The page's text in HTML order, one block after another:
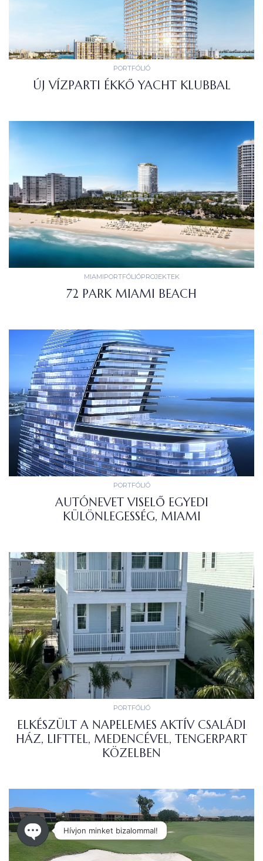
PORTFÓLIÓ
ÚJ VÍZPARTI ÉKKŐ YACHT KLUBBAL
MIAMIPORTFÓLIÓPROJEKTEK
72 PARK MIAMI BEACH
PORTFÓLIÓ
AUTÓNEVET VISELŐ EGYEDI
KÜLÖNLEGESSÉG, MIAMI
PORTFÓLIÓ
ELKÉSZÜLT A NAPELEMES AKTÍV CSALÁDI
HÁZ, LIFTTEL, MEDENCÉVEL, TENGERPART
KÖZELBEN
Hívjon minket bizalommal!
Open chaty